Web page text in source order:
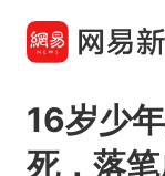
16岁少
死，落